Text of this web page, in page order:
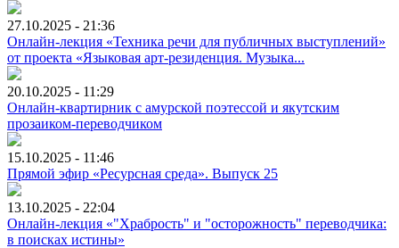
27.10.2025 - 21:36
Онлайн-лекция «Техника речи для публичных выступлений»
от проекта «Языковая арт-резиденция. Музыка...
20.10.2025 - 11:29
Онлайн-квартирник с амурской поэтессой и якутским
прозаиком-переводчиком
15.10.2025 - 11:46
Прямой эфир «Ресурсная среда». Выпуск 25
13.10.2025 - 22:04
Онлайн-лекция «"Храбрость" и "осторожность" переводчика:
в поисках истины»